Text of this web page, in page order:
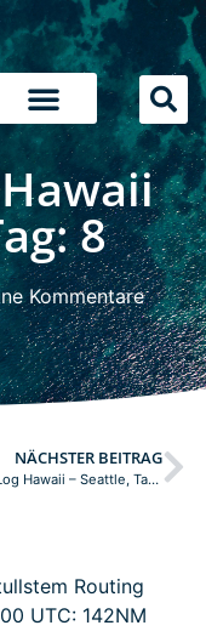
8
Kommentare
NÄCHSTER BEITRAG
Passage-Log Hawaii – Seattle, Tag: 9
Routing
UTC: 142NM